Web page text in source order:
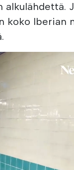
alkulähdettä.
koko Iberian